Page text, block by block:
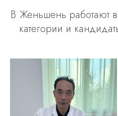
В Женьшень работают
категории и